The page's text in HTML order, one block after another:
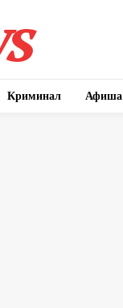
Криминал Афиша